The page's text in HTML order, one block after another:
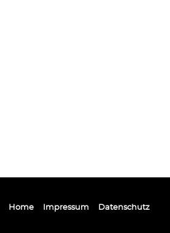
Home Impressum Datenschutz